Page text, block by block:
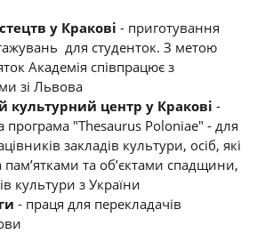
у Кракові - приготування
для студенток. З метою
Академія співпрацює з
зі Львова
культурний центр у Кракові -
програма "Thesaurus Poloniae" - для
закладів культури, осіб, які
пам’ятками та об’єктами спадщини,
культури з України
- праця для перекладачів